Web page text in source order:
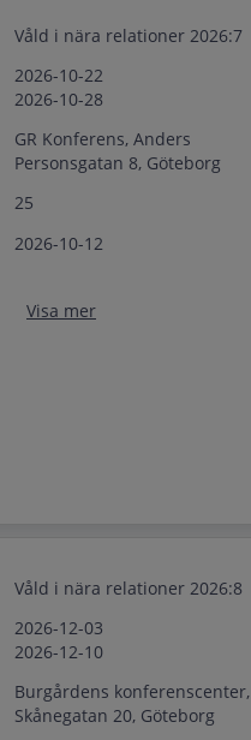
Våld i nära relationer 2026:7
2026-10-22
2026-10-28
GR Konferens, Anders
Personsgatan 8, Göteborg
25
2026-10-12
Visa mer
Våld i nära relationer 2026:8
2026-12-03
2026-12-10
Burgårdens konferenscenter,
Skånegatan 20, Göteborg